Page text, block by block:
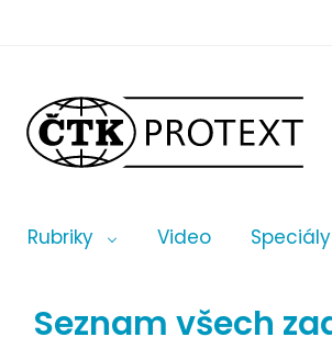
Rubriky Video Speciály
Seznam všech